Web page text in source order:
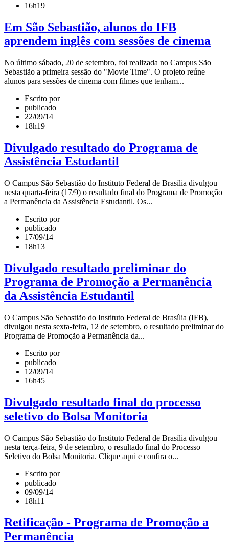
16h19
Em São Sebastião, alunos do IFB
aprendem inglês com sessões de cinema
No último sábado, 20 de setembro, foi realizada no Campus São
Sebastião a primeira sessão do "Movie Time". O projeto reúne
alunos para sessões de cinema com filmes que tenham...
Escrito por
publicado
22/09/14
18h19
Divulgado resultado do Programa de
Assistência Estudantil
O Campus São Sebastião do Instituto Federal de Brasília divulgou
nesta quarta-feira (17/9) o resultado final do Programa de Promoção
a Permanência da Assistência Estudantil. Os...
Escrito por
publicado
17/09/14
18h13
Divulgado resultado preliminar do
Programa de Promoção a Permanência
da Assistência Estudantil
O Campus São Sebastião do Instituto Federal de Brasília (IFB),
divulgou nesta sexta-feira, 12 de setembro, o resultado preliminar do
Programa de Promoção a Permanência da...
Escrito por
publicado
12/09/14
16h45
Divulgado resultado final do processo
seletivo do Bolsa Monitoria
O Campus São Sebastião do Instituto Federal de Brasília divulgou
nesta terça-feira, 9 de setembro, o resultado final do Processo
Seletivo do Bolsa Monitoria. Clique aqui e confira o...
Escrito por
publicado
09/09/14
18h11
Retificação - Programa de Promoção a
Permanência